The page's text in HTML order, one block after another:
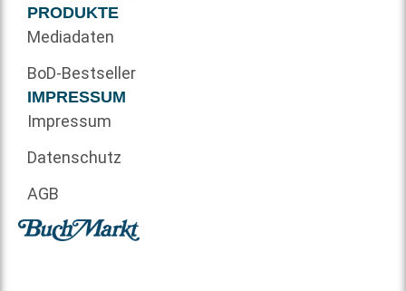
PRODUKTE
Mediadaten
BoD-Bestseller
IMPRESSUM
Impressum
Datenschutz
AGB